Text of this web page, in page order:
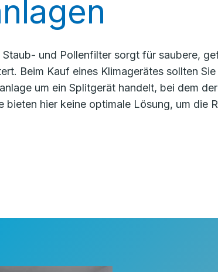
Staub- und Pollenfilter sorgt für saubere,
Beim Kauf eines Klimagerätes sollten
um ein Splitgerät handelt, bei dem
bieten hier keine optimale Lösung, um die